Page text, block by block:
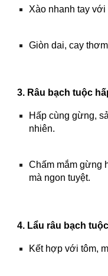
Xào nhanh tay
Giòn dai, cay
3. Râu bạch tuộc
Hấp cùng gừng,
nhiên.
Chấm mắm gừng
mà ngon tuyệt.
4. Lẩu râu bạch
Kết hợp với tôm,